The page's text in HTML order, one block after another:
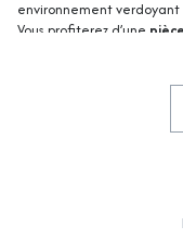
environnement verdoyant
Vous profiterez d’une
place
pour vos
Imaginez la tranquillité
séduire par votre futur